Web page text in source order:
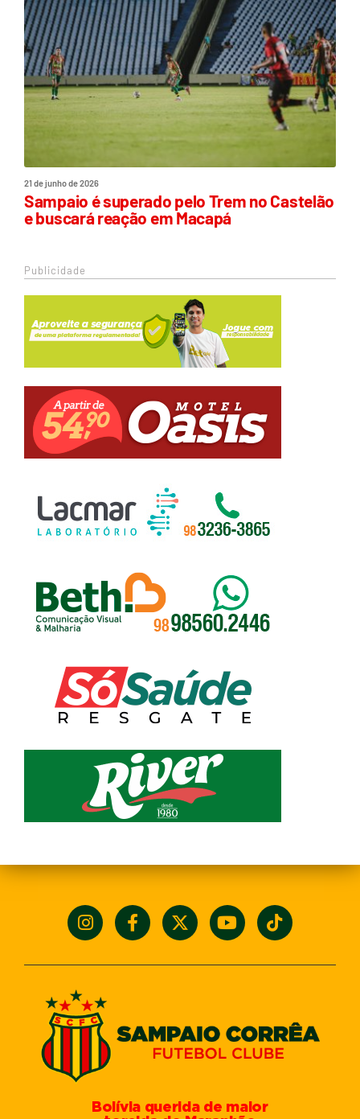
21 de junho de 2026
Sampaio é superado pelo Trem no Castelão
e buscará reação em Macapá
Publicidade
Bolívia querida de maior